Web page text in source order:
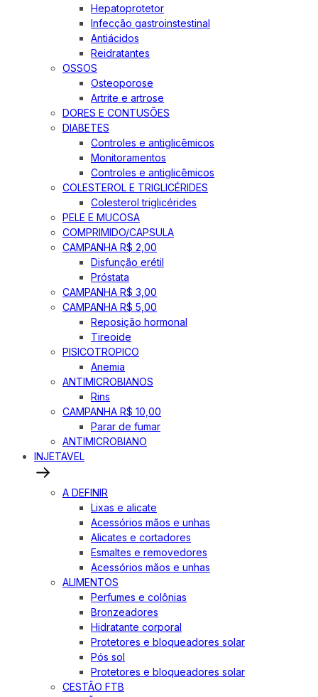
Hepatoprotetor
Infecção gastroinstestinal
Antiácidos
Reidratantes
OSSOS
Osteoporose
Artrite e artrose
DORES E CONTUSÕES
DIABETES
Controles e antiglicêmicos
Monitoramentos
Controles e antiglicêmicos
COLESTEROL E TRIGLICÉRIDES
Colesterol triglicérides
PELE E MUCOSA
COMPRIMIDO/CAPSULA
CAMPANHA R$ 2,00
Disfunção erétil
Próstata
CAMPANHA R$ 3,00
CAMPANHA R$ 5,00
Reposição hormonal
Tireoide
PISICOTROPICO
Anemia
ANTIMICROBIANOS
Rins
CAMPANHA R$ 10,00
Parar de fumar
ANTIMICROBIANO
INJETAVEL
A DEFINIR
Lixas e alicate
Acessórios mãos e unhas
Alicates e cortadores
Esmaltes e removedores
Acessórios mãos e unhas
ALIMENTOS
Perfumes e colônias
Bronzeadores
Hidratante corporal
Protetores e bloqueadores solar
Pós sol
Protetores e bloqueadores solar
CESTÃO FTB